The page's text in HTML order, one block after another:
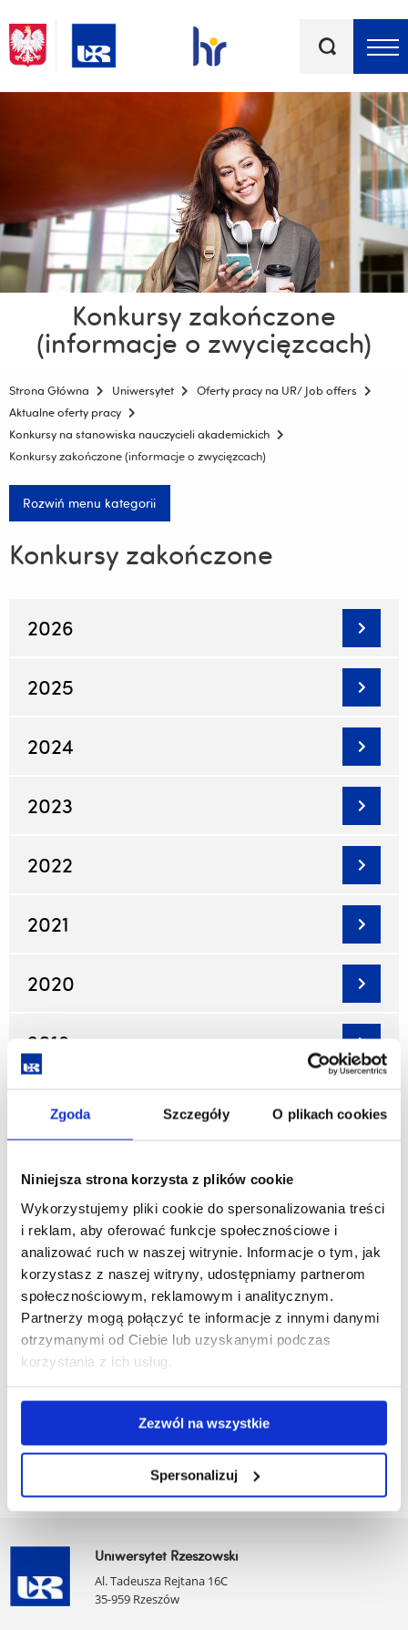
Zgoda Szczegóły O plikach cookies
Niniejsza strona korzysta z plików cookie
Wykorzystujemy pliki cookie do spersonalizowania treści
i reklam, aby oferować funkcje społecznościowe i
analizować ruch w naszej witrynie. Informacje o tym, jak
korzystasz z naszej witryny, udostępniamy partnerom
społecznościowym, reklamowym i analitycznym.
Partnerzy mogą połączyć te informacje z innymi danymi
otrzymanymi od Ciebie lub uzyskanymi podczas
korzystania z ich usług.
Zezwól na wszystkie
Spersonalizuj
kluczowe
Konkursy zakończone
(informacje o zwycięzcach)
Strona Główna Uniwersytet
Oferty pracy na UR/ Job offers
Aktualne oferty pracy
Konkursy na stanowiska nauczycieli akademickich
Konkursy zakończone (informacje o zwycięzcach)
Rozwiń menu kategorii
Konkursy zakończone
2026
2025
2024
2023
2022
2021
2020
2019
2018
2016
2015
2014
2013
Uniwersytet Rzeszowski
Al. Tadeusza Rejtana 16C
35-959 Rzeszów